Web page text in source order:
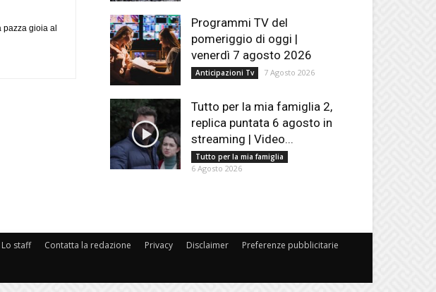
pazza gioia al
Programmi TV del
pomeriggio di oggi |
venerdì 7 agosto 2026
Anticipazioni Tv 7 Agosto 2026
Tutto per la mia famiglia 2,
replica puntata 6 agosto in
streaming | Video...
Tutto per la mia famiglia
6 Agosto 2026
Lo staff Contatta la redazione Privacy Disclaimer Preferenze pubblicitarie